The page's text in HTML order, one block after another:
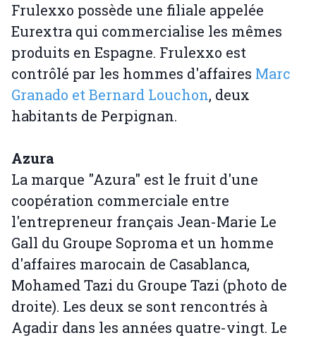
Frulexxo possède une filiale appelée
Eurextra qui commercialise les mêmes
produits en Espagne. Frulexxo est
contrôlé par les hommes d'affaires Marc
Granado et Bernard Louchon, deux
habitants de Perpignan.
Azura
La marque "Azura" est le fruit d'une
coopération commerciale entre
l'entrepreneur français Jean-Marie Le
Gall du Groupe Soproma et un homme
d'affaires marocain de Casablanca,
Mohamed Tazi du Groupe Tazi (photo de
droite). Les deux se sont rencontrés à
Agadir dans les années quatre-vingt. Le